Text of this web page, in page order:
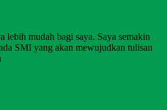
lebih mudah bagi saya. Saya semakin
SMI yang akan mewujudkan tulisan